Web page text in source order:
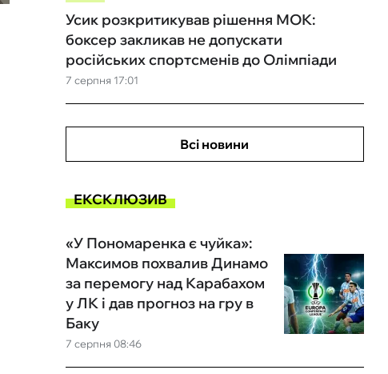
7 серпня 17:01
Усик розкритикував рішення МОК:
боксер закликав не допускати
російських спортсменів до Олімпіади
Всі новини
ЕКСКЛЮЗИВ
7 серпня 08:46
«У Пономаренка є чуйка»:
Максимов похвалив Динамо
за перемогу над Карабахом
у ЛК і дав прогноз на гру в
Баку